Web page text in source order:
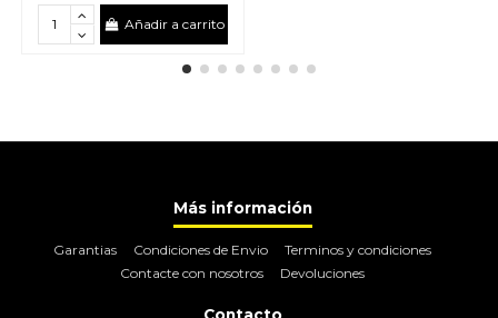
Añadir a carrito
Más información
Garantias Condiciones de Envio
Terminos y condiciones
Contacte con nosotros
Devoluciones